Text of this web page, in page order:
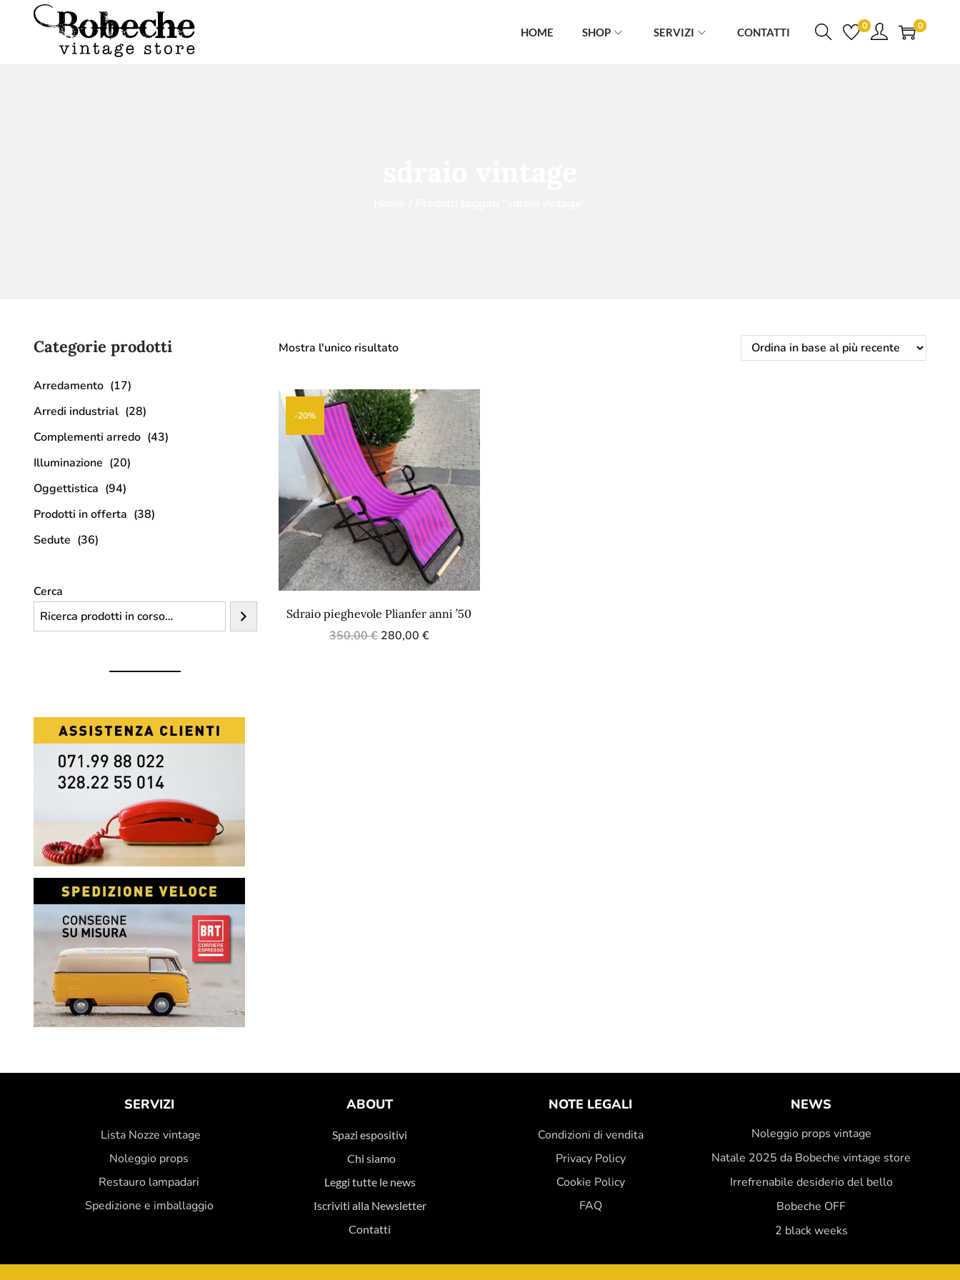
HOME SHOP SERVIZI CONTATTI 0 0
Mostra l'unico risultato
-20%
Sdraio pieghevole Plianfer anni ’50
350,00€ 280,00 €
Categorie prodotti
Arredamento (17)
Arredi industrial (28)
Complementi arredo (43)
Illuminazione (20)
Oggettistica (94)
Prodotti in offerta (38)
Sedute (36)
Cerca
SERVIZI
Lista Nozze vintage
Noleggio props
Restauro lampadari
Spedizione e imballaggio
ABOUT
Spazi espositivi
Chi siamo
Leggi tutte le news
Iscriviti alla Newsletter
Contatti
NOTE LEGALI
Condizioni di vendita
Privacy Policy
Cookie Policy
FAQ
NEWS
Noleggio props vintage
Natale 2025 da Bobeche vintage store
Irrefrenabile desiderio del bello
Bobeche OFF
2 black weeks